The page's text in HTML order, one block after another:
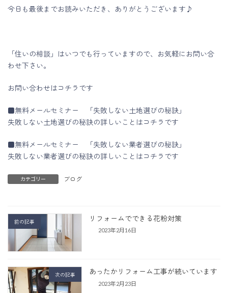
今日も最後までお読みいただき、ありがとうございます♪
「住いの相談」はいつでも行っていますので、お気軽にお問い合
わせ下さい。
お問い合わせはコチラです
■無料メールセミナー 「失敗しない土地選びの秘訣」
失敗しない土地選びの秘訣の詳しいことはコチラです
■無料メールセミナー 「失敗しない業者選びの秘訣」
失敗しない業者選びの秘訣の詳しいことはコチラです
カテゴリー ブログ
前の記事 リフォームでできる花粉対策
2023年2月16日
次の記事 あったかリフォーム工事が続いています
2023年2月23日